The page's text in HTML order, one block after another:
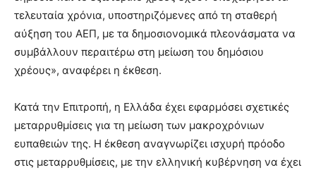
τελευταία χρόνια, υποστηριζόμενες από τη σταθερή
αύξηση του ΑΕΠ, με τα δημοσιονομικά πλεονάσματα να
συμβάλλουν περαιτέρω στη μείωση του δημόσιου
χρέους», αναφέρει η έκθεση.
Κατά την Επιτροπή, η Ελλάδα έχει εφαρμόσει σχετικές
μεταρρυθμίσεις για τη μείωση των μακροχρόνιων
ευπαθειών της. Η έκθεση αναγνωρίζει ισχυρή πρόοδο
στις μεταρρυθμίσεις, με την ελληνική κυβέρνηση να έχει